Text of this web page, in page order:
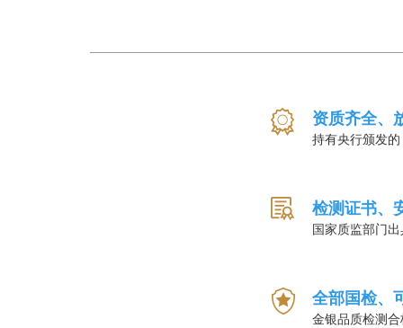
资质齐全、
持有央行颁发
检测证书、
国家质监部门
全部国检、
金银品质检测